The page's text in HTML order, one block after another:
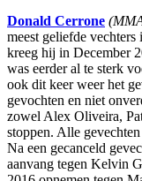
Donald Cerrone
meest geliefde
kreeg hij in December
was eerder al te sterk
ook dit keer weer het
gevochten en niet
zowel Alex Oliveira,
stoppen. Alle
Na een gecanceld
aanvang tegen Kelvin